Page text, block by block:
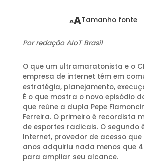
AATamanho fonte
Por redação AIoT Brasil
O que um ultramaratonista e o
empresa de internet têm em
estratégia, planejamento,
É o que mostra o novo episódio
que reúne a dupla Pepe
Ferreira. O primeiro é recordista
de esportes radicais. O segundo
Internet, provedor de acesso
anos adquiriu nada menos que
para ampliar seu alcance.